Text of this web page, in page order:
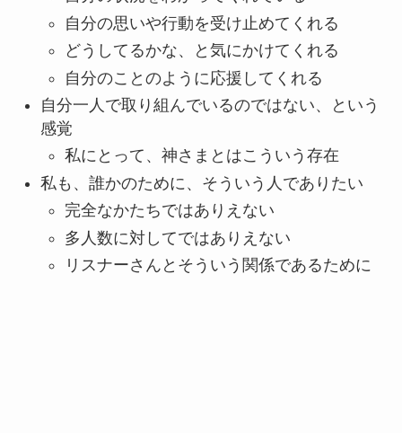
自分の思いや行動を受け止めてくれる
どうしてるかな、と気にかけてくれる
自分のことのように応援してくれる
自分一人で取り組んでいるのではない、という
感覚
私にとって、神さまとはこういう存在
私も、誰かのために、そういう人でありたい
完全なかたちではありえない
多人数に対してではありえない
リスナーさんとそういう関係であるために